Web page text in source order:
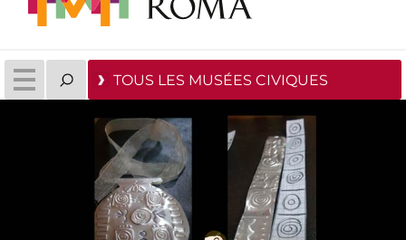
TOUS LES MUSÉES CIVIQUES